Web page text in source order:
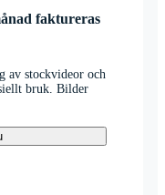
faktureras
av stockvideor och
bruk. Bilder